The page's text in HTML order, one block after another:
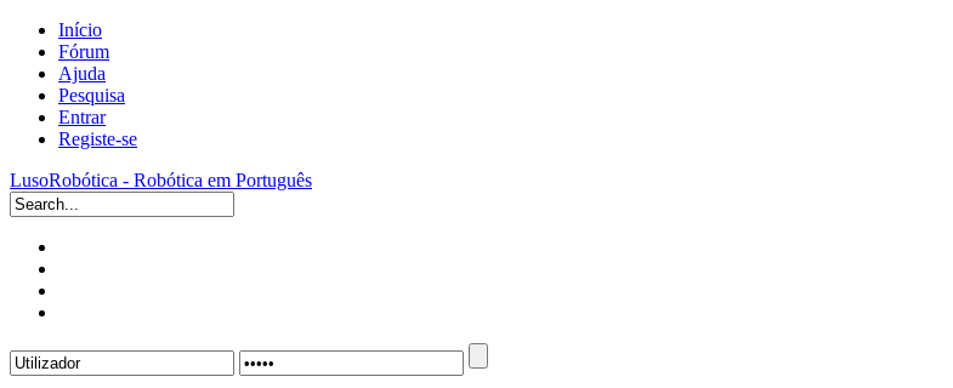
Início
Fórum
Ajuda
Pesquisa
Entrar
Registe-se
LusoRobótica - Robótica em Português